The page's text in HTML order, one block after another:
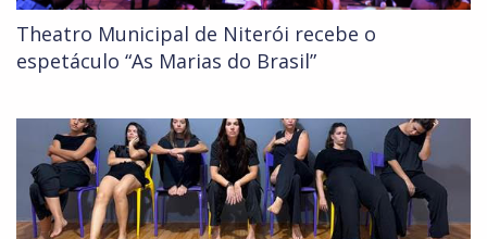
Theatro Municipal de Niterói recebe o
espetáculo “As Marias do Brasil”